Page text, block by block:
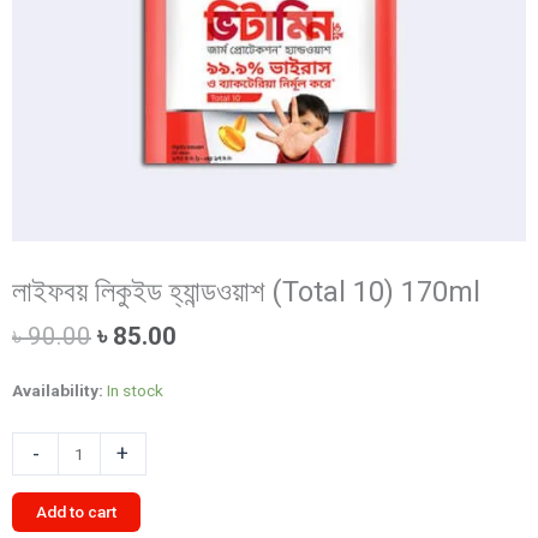
লাইফবয় লিকুইড হ্যান্ডওয়াশ (Total 10) 170ml
৳90.00 Original
was:
৳ 85.00
Availability: In stock
-
লিকুইড
হ্যান্ডওয়াশ
(Total
+
Add to cart